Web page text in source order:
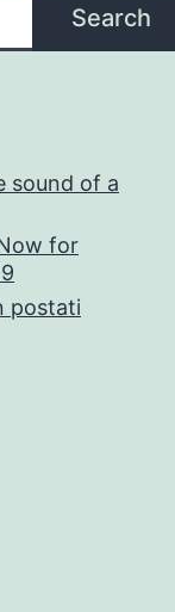
Search
sound of a
for
postati